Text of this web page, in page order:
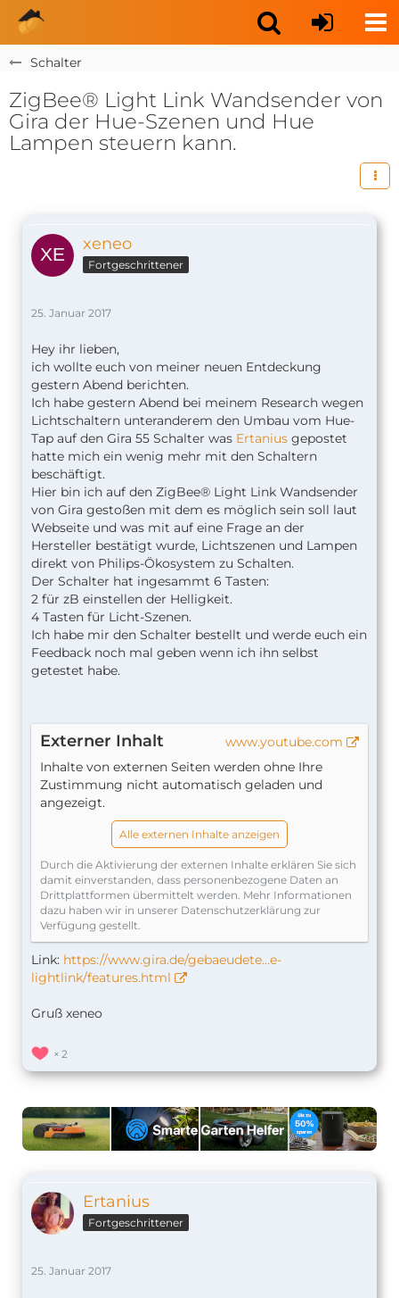
Schalter
ZigBee® Light Link Wandsender von
Gira der Hue-Szenen und Hue
Lampen steuern kann.
xeneo
Fortgeschrittener
25. Januar 2017
Hey ihr lieben,
ich wollte euch von meiner neuen Entdeckung
gestern Abend berichten.
Ich habe gestern Abend bei meinem Research wegen
Lichtschaltern unteranderem den Umbau vom Hue-
Tap auf den Gira 55 Schalter was Ertanius gepostet
hatte mich ein wenig mehr mit den Schaltern
beschäftigt.
Hier bin ich auf den ZigBee® Light Link Wandsender
von Gira gestoßen mit dem es möglich sein soll laut
Webseite und was mit auf eine Frage an der
Hersteller bestätigt wurde, Lichtszenen und Lampen
direkt von Philips-Ökosystem zu Schalten.
Der Schalter hat ingesammt 6 Tasten:
2 für zB einstellen der Helligkeit.
4 Tasten für Licht-Szenen.
Ich habe mir den Schalter bestellt und werde euch ein
Feedback noch mal geben wenn ich ihn selbst
getestet habe.
Externer Inhalt
www.youtube.com
Inhalte von externen Seiten werden ohne Ihre
Zustimmung nicht automatisch geladen und
angezeigt.
Alle externen Inhalte anzeigen
Durch die Aktivierung der externen Inhalte erklären Sie sich
damit einverstanden, dass personenbezogene Daten an
Drittplattformen übermittelt werden. Mehr Informationen
dazu haben wir in unserer Datenschutzerklärung zur
Verfügung gestellt.
Link: https://www.gira.de/gebaeudete…e-
lightlink/features.html
Gruß xeneo
2
Ertanius
Fortgeschrittener
25. Januar 2017